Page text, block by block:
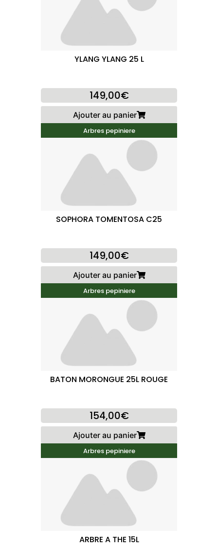
YLANG YLANG 25 L
149,00€
Ajouter au panier
Arbres pepiniere
SOPHORA TOMENTOSA C25
149,00€
Ajouter au panier
Arbres pepiniere
BATON MORONGUE 25L ROUGE
154,00€
Ajouter au panier
Arbres pepiniere
ARBRE A THE 15L